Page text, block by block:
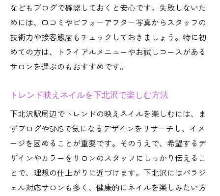
などもブログで確認しておくと安心です。失敗しないた
めには、口コミやビフォーアフター写真からスタッフの
技術力や接客態度もチェックしておきましょう。特に初
めての方は、トライアルメニューやお試しコースがある
サロンを選ぶのもおすすめです。
トレンド映えネイルを下北沢で楽しむ方法
下北沢駅周辺でトレンドの映えネイルを楽しむには、ま
ずブログやSNSで気になるデザインをリサーチし、イメ
ージを固めることが重要です。そのうえで、希望するデ
ザインやカラーをサロンのスタッフにしっかり伝えるこ
とで、理想の仕上がりに近づけます。下北沢にはパラジ
ェル対応サロンも多く、健康的にネイルを楽しみたい方